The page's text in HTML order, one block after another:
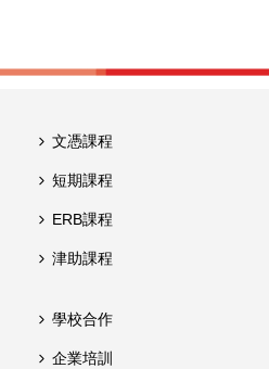
文憑課程
短期課程
ERB課程
津助課程
學校合作
企業培訓